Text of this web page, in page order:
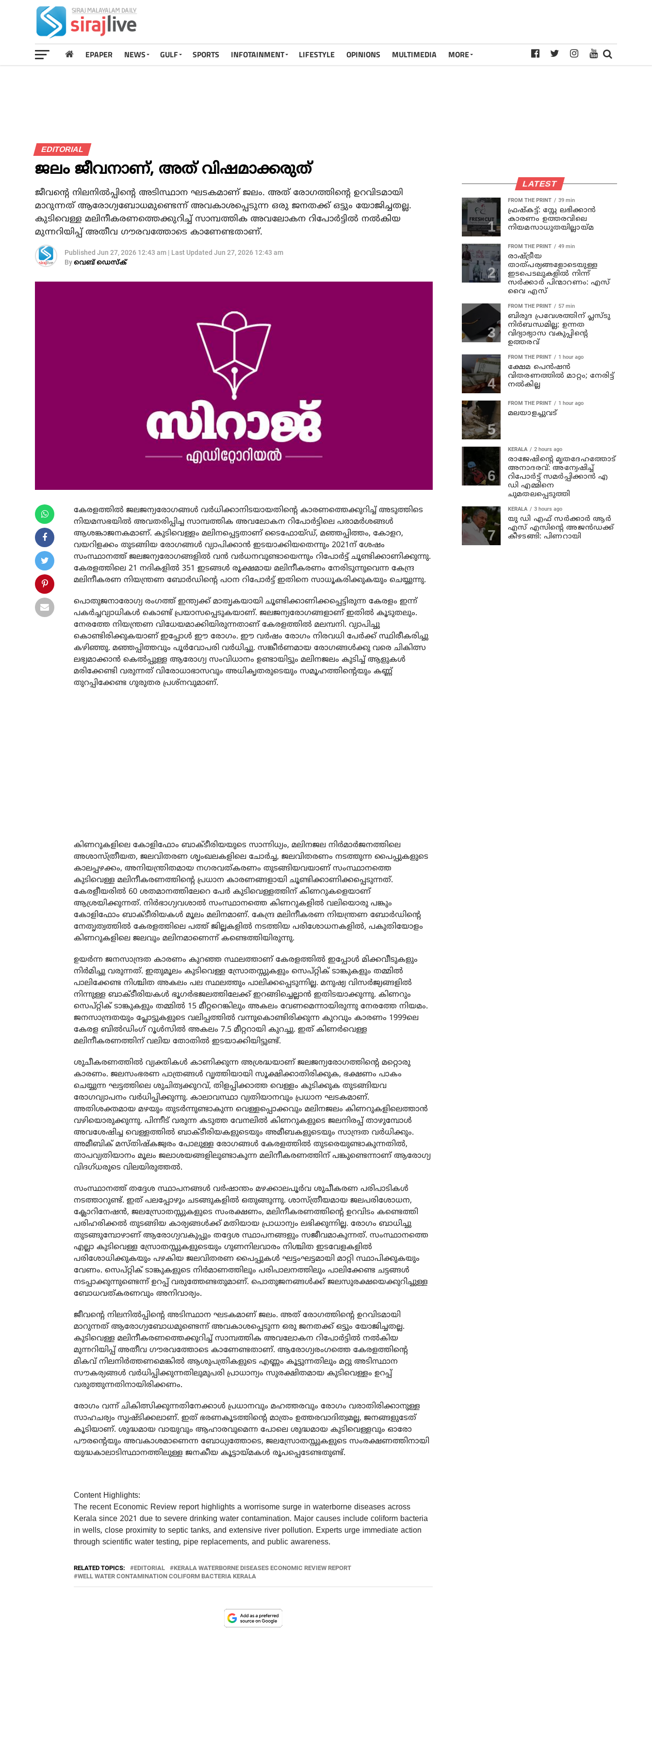
EPAPER NEWS GULF SPORTS INFOTAINMENT LIFESTYLE OPINIONS MULTIMEDIA MORE
EDITORIAL
ജലം ജീവനാണ്, അത് വിഷമാക്കരുത്
ജീവന്റെ നിലനില്‍പ്പിന്റെ അടിസ്ഥാന ഘടകമാണ് ജലം. അത് രോഗത്തിന്റെ ഉറവിടമായി
മാറുന്നത് ആരോഗ്യബോധമുണ്ടെന്ന് അവകാശപ്പെടുന്ന ഒരു ജനതക്ക് ഒട്ടും യോജിച്ചതല്ല.
കുടിവെള്ള മലിനീകരണത്തെക്കുറിച്ച് സാമ്പത്തിക അവലോകന റിപോര്‍ട്ടില്‍ നല്‍കിയ
മുന്നറിയിപ്പ് അതീവ ഗൗരവത്തോടെ കാണേണ്ടതാണ്.
Published Jun 27, 2026 12:43 am | Last Updated Jun 27, 2026 12:43 am
Byവെബ് ഡെസ്‌ക്
കേരളത്തില്‍ ജലജന്യരോഗങ്ങള്‍ വര്‍ധിക്കാനിടയായതിന്റെ കാരണത്തെക്കുറിച്ച് അടുത്തിടെ
നിയമസഭയില്‍ അവതരിപ്പിച്ച സാമ്പത്തിക അവലോകന റിപോര്‍ട്ടിലെ പരാമര്‍ശങ്ങള്‍
ആശങ്കാജനകമാണ്. കുടിവെള്ളം മലിനപ്പെട്ടതാണ് ടൈഫോയ്ഡ്, മഞ്ഞപ്പിത്തം, കോളറ,
വയറിളക്കം തുടങ്ങിയ രോഗങ്ങള്‍ വ്യാപിക്കാന്‍ ഇടയാക്കിയതെന്നും 2021ന് ശേഷം
സംസ്ഥാനത്ത് ജലജന്യരോഗങ്ങളില്‍ വന്‍ വര്‍ധനവുണ്ടായെന്നും റിപോര്‍ട്ട് ചൂണ്ടിക്കാണിക്കുന്നു.
കേരളത്തിലെ 21 നദികളില്‍ 351 ഇടങ്ങള്‍ രൂക്ഷമായ മലിനീകരണം നേരിടുന്നുവെന്ന കേന്ദ്ര
മലിനീകരണ നിയന്ത്രണ ബോര്‍ഡിന്റെ പഠന റിപോര്‍ട്ട് ഇതിനെ സാധൂകരിക്കുകയും ചെയ്യുന്നു.
പൊതുജനാരോഗ്യ രംഗത്ത് ഇന്ത്യക്ക് മാതൃകയായി ചൂണ്ടിക്കാണിക്കപ്പെട്ടിരുന്ന കേരളം ഇന്ന്
പകര്‍ച്ചവ്യാധികള്‍ കൊണ്ട് പ്രയാസപ്പെടുകയാണ്. ജലജന്യരോഗങ്ങളാണ് ഇതില്‍ കൂടുതലും.
നേരത്തേ നിയന്ത്രണ വിധേയമാക്കിയിരുന്നതാണ് കേരളത്തില്‍ മലമ്പനി. വ്യാപിച്ചു
കൊണ്ടിരിക്കുകയാണ് ഇപ്പോള്‍ ഈ രോഗം. ഈ വര്‍ഷം രോഗം നിരവധി പേര്‍ക്ക് സ്ഥിരീകരിച്ചു
കഴിഞ്ഞു. മഞ്ഞപ്പിത്തവും പൂര്‍വോപരി വര്‍ധിച്ചു. സങ്കീര്‍ണമായ രോഗങ്ങള്‍ക്കു വരെ ചികിത്സ
ലഭ്യമാക്കാന്‍ കെല്‍പ്പുള്ള ആരോഗ്യ സംവിധാനം ഉണ്ടായിട്ടും മലിനജലം കുടിച്ച് ആളുകള്‍
മരിക്കേണ്ടി വരുന്നത് വിരോധാഭാസവും അധികൃതരുടെയും സമൂഹത്തിന്റെയും കണ്ണ്
തുറപ്പിക്കേണ്ട ഗുരുതര പ്രശ്‌നവുമാണ്.
കിണറുകളിലെ കോളിഫോം ബാക്ടീരിയയുടെ സാന്നിധ്യം, മലിനജല നിര്‍മാര്‍ജനത്തിലെ
അശാസ്ത്രീയത, ജലവിതരണ ശൃംഖലകളിലെ ചോര്‍ച്ച, ജലവിതരണം നടത്തുന്ന പൈപ്പുകളുടെ
കാലപ്പഴക്കം, അനിയന്ത്രിതമായ നഗരവത്കരണം തുടങ്ങിയവയാണ് സംസ്ഥാനത്തെ
കുടിവെള്ള മലിനീകരണത്തിന്റെ പ്രധാന കാരണങ്ങളായി ചൂണ്ടിക്കാണിക്കപ്പെടുന്നത്.
കേരളീയരില്‍ 60 ശതമാനത്തിലേറെ പേര്‍ കുടിവെള്ളത്തിന് കിണറുകളെയാണ്
ആശ്രയിക്കുന്നത്. നിര്‍ഭാഗ്യവശാല്‍ സംസ്ഥാനത്തെ കിണറുകളില്‍ വലിയൊരു പങ്കും
കോളിഫോം ബാക്ടീരിയകള്‍ മൂലം മലിനമാണ്. കേന്ദ്ര മലിനീകരണ നിയന്ത്രണ ബോര്‍ഡിന്റെ
നേതൃത്വത്തില്‍ കേരളത്തിലെ പത്ത് ജില്ലകളില്‍ നടത്തിയ പരിശോധനകളില്‍, പകുതിയോളം
കിണറുകളിലെ ജലവും മലിനമാണെന്ന് കണ്ടെത്തിയിരുന്നു.
ഉയര്‍ന്ന ജനസാന്ദ്രത കാരണം കുറഞ്ഞ സ്ഥലത്താണ് കേരളത്തില്‍ ഇപ്പോള്‍ മിക്കവീടുകളും
നിര്‍മിച്ചു വരുന്നത്. ഇതുമൂലം കുടിവെള്ള സ്രോതസ്സുകളും സെപ്റ്റിക് ടാങ്കുകളും തമ്മില്‍
പാലിക്കേണ്ട നിശ്ചിത അകലം പല സ്ഥലത്തും പാലിക്കപ്പെടുന്നില്ല. മനുഷ്യ വിസര്‍ജ്യങ്ങളില്‍
നിന്നുള്ള ബാക്ടീരിയകള്‍ ഭൂഗര്‍ഭജലത്തിലേക്ക് ഇറങ്ങിച്ചെല്ലാന്‍ ഇതിടയാക്കുന്നു. കിണറും
സെപ്റ്റിക് ടാങ്കുകളും തമ്മില്‍ 15 മീറ്ററെങ്കിലും അകലം വേണമെന്നായിരുന്നു നേരത്തേ നിയമം.
ജനസാന്ദ്രതയും പ്ലോട്ടുകളുടെ വലിപ്പത്തില്‍ വന്നുകൊണ്ടിരിക്കുന്ന കുറവും കാരണം 1999ലെ
കേരള ബില്‍ഡിംഗ് റൂള്‍സില്‍ അകലം 7.5 മീറ്ററായി കുറച്ചു. ഇത് കിണര്‍വെള്ള
മലിനീകരണത്തിന് വലിയ തോതില്‍ ഇടയാക്കിയിട്ടുണ്ട്.
ശുചീകരണത്തില്‍ വ്യക്തികള്‍ കാണിക്കുന്ന അശ്രദ്ധയാണ് ജലജന്യരോഗത്തിന്റെ മറ്റൊരു
കാരണം. ജലസംഭരണ പാത്രങ്ങള്‍ വൃത്തിയായി സൂക്ഷിക്കാതിരിക്കുക, ഭക്ഷണം പാകം
ചെയ്യുന്ന ഘട്ടത്തിലെ ശുചിത്വക്കുറവ്, തിളപ്പിക്കാത്ത വെള്ളം കുടിക്കുക തുടങ്ങിയവ
രോഗവ്യാപനം വര്‍ധിപ്പിക്കുന്നു. കാലാവസ്ഥാ വ്യതിയാനവും പ്രധാന ഘടകമാണ്.
അതിശക്തമായ മഴയും തുടര്‍ന്നുണ്ടാകുന്ന വെള്ളപ്പൊക്കവും മലിനജലം കിണറുകളിലെത്താന്‍
വഴിയൊരുക്കുന്നു. പിന്നീട് വരുന്ന കടുത്ത വേനലില്‍ കിണറുകളുടെ ജലനിരപ്പ് താഴുമ്പോള്‍
അവശേഷിച്ച വെള്ളത്തില്‍ ബാക്ടീരിയകളുടെയും അമീബകളുടെയും സാന്ദ്രത വര്‍ധിക്കും.
അമീബിക് മസ്തിഷ്‌കജ്വരം പോലുള്ള രോഗങ്ങള്‍ കേരളത്തില്‍ തുടരെയുണ്ടാകുന്നതില്‍,
താപവ്യതിയാനം മൂലം ജലാശയങ്ങളിലുണ്ടാകുന്ന മലിനീകരണത്തിന് പങ്കുണ്ടെന്നാണ് ആരോഗ്യ
വിദഗ്ധരുടെ വിലയിരുത്തല്‍.
സംസ്ഥാനത്ത് തദ്ദേശ സ്ഥാപനങ്ങള്‍ വര്‍ഷാന്തം മഴക്കാലപൂര്‍വ ശുചീകരണ പരിപാടികള്‍
നടത്താറുണ്ട്. ഇത് പലപ്പോഴും ചടങ്ങുകളില്‍ ഒതുങ്ങുന്നു. ശാസ്ത്രീയമായ ജലപരിശോധന,
ക്ലോറിനേഷന്‍, ജലസ്രോതസ്സുകളുടെ സംരക്ഷണം, മലിനീകരണത്തിന്റെ ഉറവിടം കണ്ടെത്തി
പരിഹരിക്കല്‍ തുടങ്ങിയ കാര്യങ്ങള്‍ക്ക് മതിയായ പ്രാധാന്യം ലഭിക്കുന്നില്ല. രോഗം ബാധിച്ചു
തുടങ്ങുമ്പോഴാണ് ആരോഗ്യവകുപ്പും തദ്ദേശ സ്ഥാപനങ്ങളും സജീവമാകുന്നത്. സംസ്ഥാനത്തെ
എല്ലാ കുടിവെള്ള സ്രോതസ്സുകളുടെയും ഗുണനിലവാരം നിശ്ചിത ഇടവേളകളില്‍
പരിശോധിക്കുകയും പഴകിയ ജലവിതരണ പൈപ്പുകള്‍ ഘട്ടംഘട്ടമായി മാറ്റി സ്ഥാപിക്കുകയും
വേണം. സെപ്റ്റിക് ടാങ്കുകളുടെ നിര്‍മാണത്തിലും പരിപാലനത്തിലും പാലിക്കേണ്ട ചട്ടങ്ങള്‍
നടപ്പാക്കുന്നുണ്ടെന്ന് ഉറപ്പ് വരുത്തേണ്ടതുമാണ്. പൊതുജനങ്ങള്‍ക്ക് ജലസുരക്ഷയെക്കുറിച്ചുള്ള
ബോധവത്കരണവും അനിവാര്യം.
ജീവന്റെ നിലനില്‍പ്പിന്റെ അടിസ്ഥാന ഘടകമാണ് ജലം. അത് രോഗത്തിന്റെ ഉറവിടമായി
മാറുന്നത് ആരോഗ്യബോധമുണ്ടെന്ന് അവകാശപ്പെടുന്ന ഒരു ജനതക്ക് ഒട്ടും യോജിച്ചതല്ല.
കുടിവെള്ള മലിനീകരണത്തെക്കുറിച്ച് സാമ്പത്തിക അവലോകന റിപോര്‍ട്ടില്‍ നല്‍കിയ
മുന്നറിയിപ്പ് അതീവ ഗൗരവത്തോടെ കാണേണ്ടതാണ്. ആരോഗ്യരംഗത്തെ കേരളത്തിന്റെ
മികവ് നിലനിര്‍ത്തണമെങ്കില്‍ ആശുപത്രികളുടെ എണ്ണം കൂട്ടുന്നതിലും മറ്റു അടിസ്ഥാന
സൗകര്യങ്ങള്‍ വര്‍ധിപ്പിക്കുന്നതിലുമുപരി പ്രാധാന്യം സുരക്ഷിതമായ കുടിവെള്ളം ഉറപ്പ്
വരുത്തുന്നതിനായിരിക്കണം.
രോഗം വന്ന് ചികിത്സിക്കുന്നതിനേക്കാള്‍ പ്രധാനവും മഹത്തരവും രോഗം വരാതിരിക്കാനുള്ള
സാഹചര്യം സൃഷ്ടിക്കലാണ്. ഇത് ഭരണകൂടത്തിന്റെ മാത്രം ഉത്തരവാദിത്വമല്ല, ജനങ്ങളുടേത്
കൂടിയാണ്. ശുദ്ധമായ വായുവും ആഹാരവുമെന്ന പോലെ ശുദ്ധമായ കുടിവെള്ളവും ഓരോ
പൗരന്റെയും അവകാശമാണെന്ന ബോധ്യത്തോടെ, ജലസ്രോതസ്സുകളുടെ സംരക്ഷണത്തിനായി
യുദ്ധകാലാടിസ്ഥാനത്തിലുള്ള ജനകീയ കൂട്ടായ്മകള്‍ രൂപപ്പെടേണ്ടതുണ്ട്.
Content Highlights:
The recent Economic Review report highlights a worrisome surge in waterborne diseases across
Kerala since 2021 due to severe drinking water contamination. Major causes include coliform bacteria
in wells, close proximity to septic tanks, and extensive river pollution. Experts urge immediate action
through scientific water testing, pipe replacements, and public awareness.
RELATED TOPICS: EDITORIAL
KERALA WATERBORNE DISEASES ECONOMIC REVIEW REPORT
WELL WATER CONTAMINATION COLIFORM BACTERIA KERALA
LATEST
FROM THE PRINT 39 min
ഫ്രഷ്‌കട്ട്: സ്റ്റേ ലഭിക്കാന്‍
കാരണം ഉത്തരവിലെ
നിയമസാധുതയില്ലായ്മ
FROM THE PRINT 49 min
രാഷ്ട്രീയ
താത്പര്യങ്ങളോടെയുള്ള
ഇടപെടലുകളില്‍ നിന്ന്
സര്‍ക്കാര്‍ പിന്മാറണം: എസ്
വൈ എസ്
FROM THE PRINT 57 min
ബിരുദ പ്രവേശത്തിന് പ്ലസ്ടു
നിര്‍ബന്ധമില്ല; ഉന്നത
വിദ്യാഭ്യാസ വകുപ്പിന്റെ
ഉത്തരവ്
FROM THE PRINT 1 hour ago
ക്ഷേമ പെന്‍ഷന്‍
വിതരണത്തില്‍ മാറ്റം; നേരിട്ട്
നല്‍കില്ല
FROM THE PRINT 1 hour ago
മലയാളച്ചുവട്
KERALA 2 hours ago
രാജേഷിന്റെ മൃതദേഹത്തോട്
അനാദരവ്: അന്വേഷിച്ച്
റിപോര്‍ട്ട് സമര്‍പ്പിക്കാന്‍ എ
ഡി എമ്മിനെ
ചുമതലപ്പെടുത്തി
KERALA 3 hours ago
യു ഡി എഫ് സര്‍ക്കാര്‍ ആര്‍
എസ് എസിന്റെ അജന്‍ഡക്ക്‌
കീഴടങ്ങി: പിണറായി